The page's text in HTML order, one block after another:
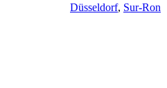
Düsseldorf, Sur-Ron